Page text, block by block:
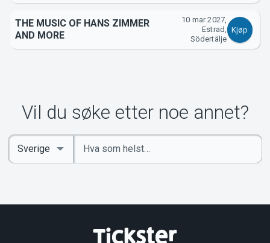
THE MUSIC OF HANS ZIMMER
AND MORE
10 mar 2027,
Estrad,
Södertälje
Kjøp
Vil du søke etter noe annet?
Angi
nøkkelord
Select
Country